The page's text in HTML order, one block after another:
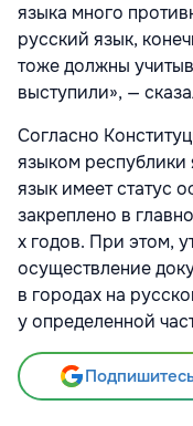
языка много
русский язык,
тоже должны
выступили», —
Согласно
языком республики
язык имеет статус
закреплено в
х годов. При этом,
осуществление
в городах на
у определенной